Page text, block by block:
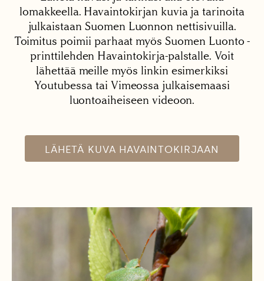
lomakkeella. Havaintokirjan kuvia ja tarinoita
julkaistaan Suomen Luonnon nettisivuilla.
Toimitus poimii parhaat myös Suomen Luonto -
printtilehden Havaintokirja-palstalle. Voit
lähettää meille myös linkin esimerkiksi
Youtubessa tai Vimeossa julkaisemaasi
luontoaiheiseen videoon.
LÄHETÄ KUVA HAVAINTOKIRJAAN